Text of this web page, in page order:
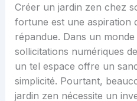
Créer un jardin zen chez
fortune est une aspiration
répandue. Dans un
sollicitations numériques
un tel espace offre un
simplicité. Pourtant,
jardin zen nécessite un